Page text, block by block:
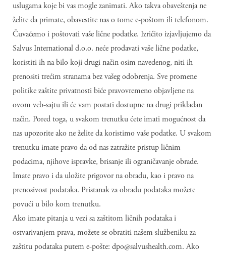
uslugama koje bi vas mogle zanimati. Ako takva obaveštenja ne
želite da primate, obavestite nas o tome e-poštom ili telefonom.
Čuvaćemo i poštovati vaše lične podatke. Izričito izjavljujemo da
Salvus International d.o.o. neće prodavati vaše lične podatke,
koristiti ih na bilo koji drugi način osim navedenog, niti ih
prenositi trećim stranama bez vašeg odobrenja. Sve promene
politike zaštite privatnosti biće pravovremeno objavljene na
ovom veb-sajtu ili će vam postati dostupne na drugi prikladan
način. Pored toga, u svakom trenutku ćete imati mogućnost da
nas upozorite ako ne želite da koristimo vaše podatke. U svakom
trenutku imate pravo da od nas zatražite pristup ličnim
podacima, njihove ispravke, brisanje ili ograničavanje obrade.
Imate pravo i da uložite prigovor na obradu, kao i pravo na
prenosivost podataka. Pristanak za obradu podataka možete
povući u bilo kom trenutku.
Ako imate pitanja u vezi sa zaštitom ličnih podataka i
ostvarivanjem prava, možete se obratiti našem službeniku za
zaštitu podataka putem e-pošte: dpo@salvushealth.com. Ako